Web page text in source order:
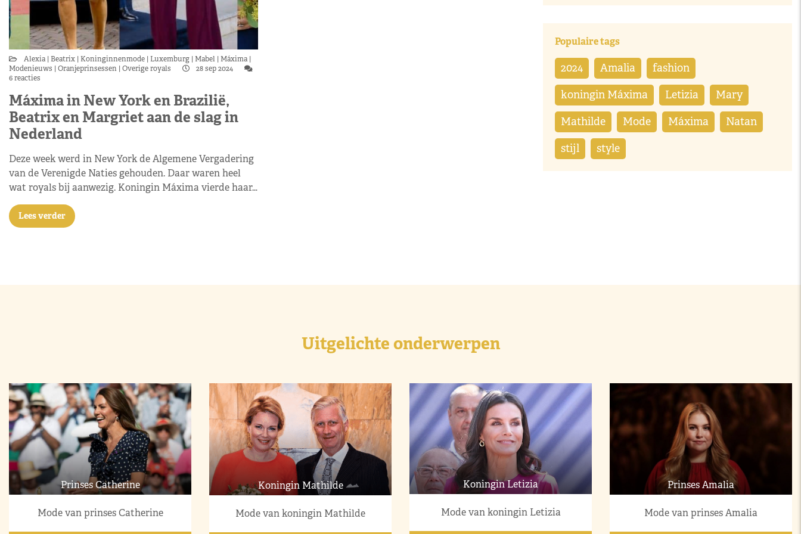
Alexia Beatrix Koninginnenmode Luxemburg Mabel Máxima
Modenieuws
Oranjeprinsessen Overige royals
28 sep 2024
6 reacties
Máxima in New York en Brazilië,
Beatrix en Margriet aan de slag in
Nederland
Deze week werd in New York de Algemene Vergadering
van de Verenigde Naties gehouden. Daar waren heel
wat royals bij aanwezig. Koningin Máxima vierde haar…
Lees verder
Populaire tags
2024 Amalia fashion
koningin Máxima Letizia Mary
Mathilde Mode Máxima Natan
stijl style
Uitgelichte onderwerpen
Prinses Catherine
Mode van prinses Catherine
Koningin Mathilde
Mode van koningin Mathilde
Koningin Letizia
Mode van koningin Letizia
Prinses Amalia
Mode van prinses Amalia